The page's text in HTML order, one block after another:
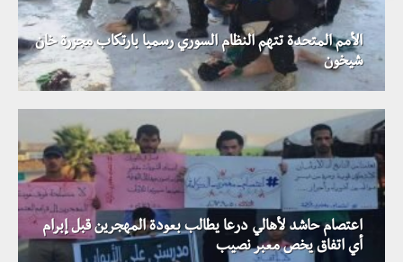
الأمم المتحدة تتهم النظام السوري رسميا بارتكاب مجزرة خان
شيخون
اعتصام حاشد لأهالي درعا يطالب بعودة المهجرين قبل إبرام
أي اتفاق يخص معبر نصيب